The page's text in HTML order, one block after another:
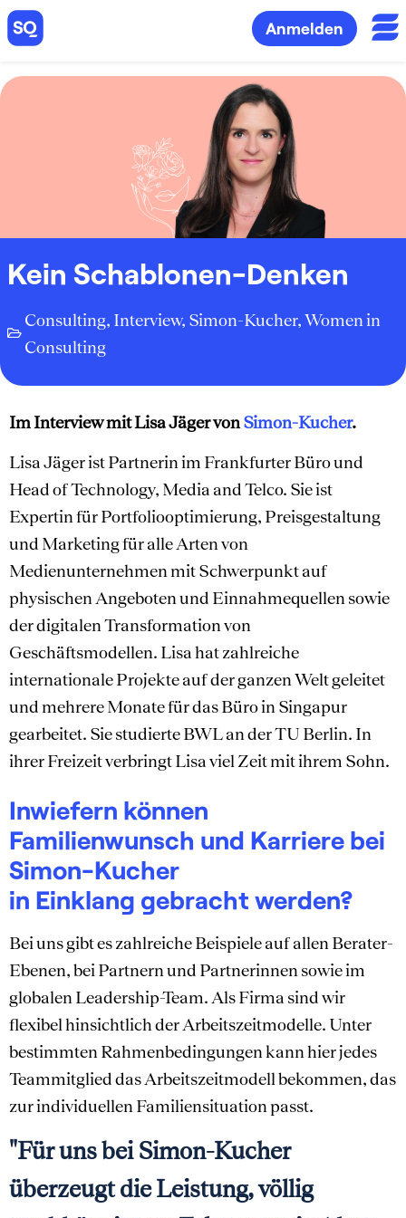
Anmelden
Kein Schablonen-Denken
Consulting, Interview, Simon-Kucher,Women in
Consulting
Im Interview mit Lisa Jäger vonSimon-Kucher.
Lisa Jäger ist Partnerin im Frankfurter Büro und
Head of Technology, Media and Telco. Sie ist
Expertin für Portfoliooptimierung, Preisgestaltung
und Marketing für alle Arten von
Medienunternehmen mit Schwerpunkt auf
physischen Angeboten und Einnahmequellen sowie
der digitalen Transformation von
Geschäftsmodellen. Lisa hat zahlreiche
internationale Projekte auf der ganzen Welt geleitet
und mehrere Monate für das Büro in Singapur
gearbeitet. Sie studierte BWL an der TU Berlin. In
ihrer Freizeit verbringt Lisa viel Zeit mit ihrem Sohn.
Inwiefern können
Familienwunsch und Karriere bei
Simon-Kucher
in Einklang gebracht werden?
Bei uns gibt es zahlreiche Beispiele auf allen Berater-
Ebenen, bei Partnern und Partnerinnen sowie im
globalen Leadership-Team. Als Firma sind wir
flexibel hinsichtlich der Arbeitszeitmodelle. Unter
bestimmten Rahmenbedingungen kann hier jedes
Teammitglied das Arbeitszeitmodell bekommen, das
zur individuellen Familiensituation passt.
"Für uns bei Simon-Kucher
überzeugt die Leistung, völlig